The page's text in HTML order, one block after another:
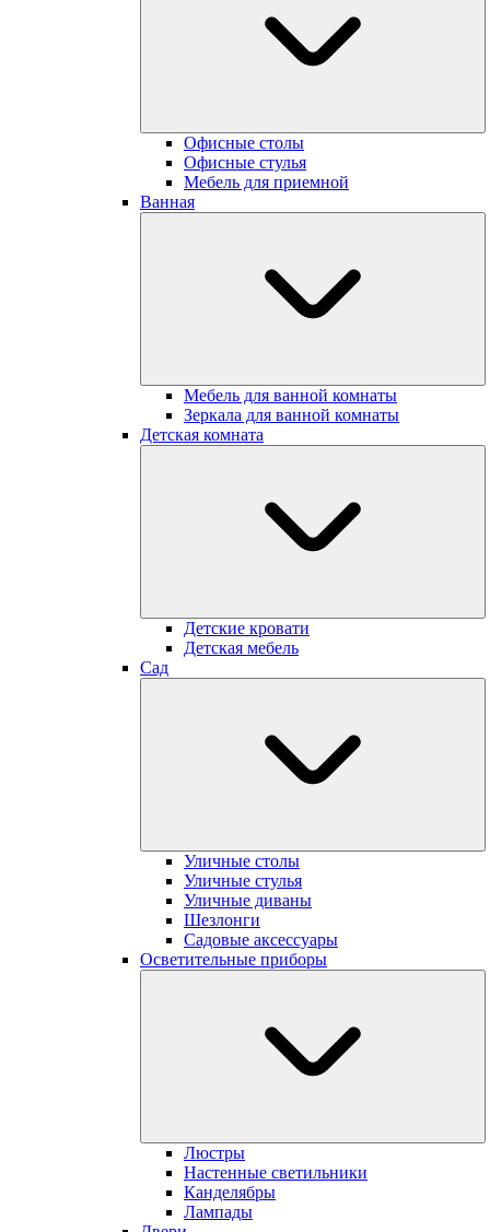
Офисные столы
Офисные стулья
Мебель для приемной
Ванная
Мебель для ванной комнаты
Зеркала для ванной комнаты
Детская комната
Детские кровати
Детская мебель
Сад
Уличные столы
Уличные стулья
Уличные диваны
Шезлонги
Садовые аксессуары
Осветительные приборы
Люстры
Настенные светильники
Канделябры
Лампады